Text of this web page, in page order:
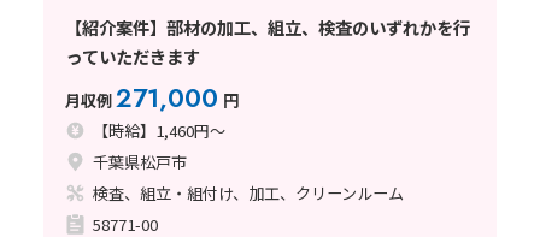
【紹介案件】部材の加工、組立、検査のいずれかを行
っていただきます
月収例271,000 円
【時給】1,460円～
千葉県松戸市
検査、組立・組付け、加工、クリーンルーム
58771-00